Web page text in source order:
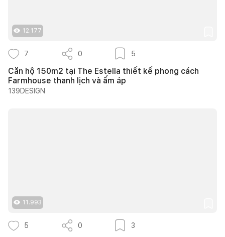
12.177
7 0 5
Căn hộ 150m2 tại The Estella thiết kế phong cách
Farmhouse thanh lịch và ấm áp
139DESIGN
11.993
5 0 3